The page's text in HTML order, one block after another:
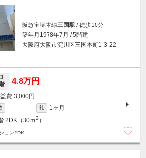
阪急宝塚本線三国駅 / 徒歩10分
築年月1978年7月 / 5階建
大阪府大阪市淀川区三国本町1-3-22
3
階
4.8万円
3,000円
礼
1ヶ月
2DK（30ｍ2 ）
ョン2DK